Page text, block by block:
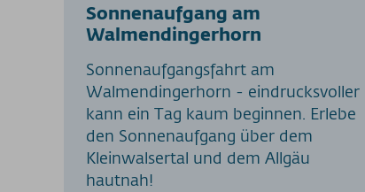
Sonnenaufgang am
Walmendingerhorn
Sonnenaufgangsfahrt am
Walmendingerhorn - eindrucksvoller
kann ein Tag kaum beginnen. Erlebe
den Sonnenaufgang über dem
Kleinwalsertal und dem Allgäu
hautnah!